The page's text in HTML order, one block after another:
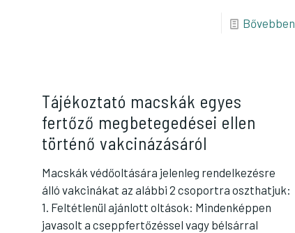
Bővebben
Tájékoztató macskák egyes
fertőző megbetegedései ellen
történő vakcinázásáról
Macskák védőoltására jelenleg rendelkezésre
álló vakcinákat az alábbi 2 csoportra oszthatjuk:
1. Feltétlenül ajánlott oltások: Mindenképpen
javasolt a cseppfertőzéssel vagy bélsárral